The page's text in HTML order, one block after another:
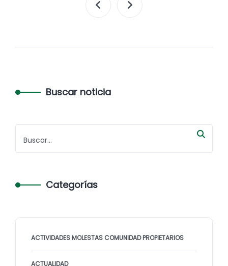
Buscar noticia
Categorías
ACTIVIDADES MOLESTAS COMUNIDAD PROPIETARIOS
ACTUALIDAD